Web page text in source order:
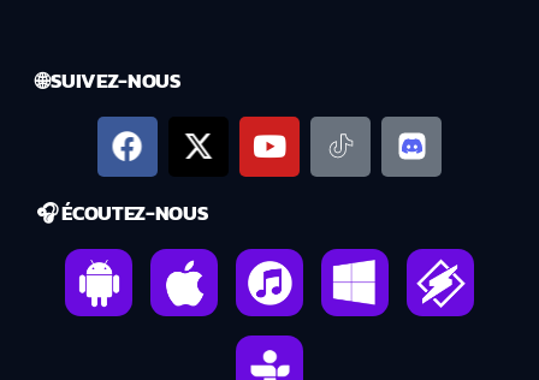
🌐 SUIVEZ-NOUS
🎧 ÉCOUTEZ-NOUS